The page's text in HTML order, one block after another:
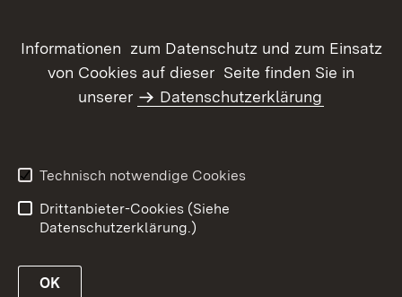
Datenschutz
Informationen zum Datenschutz und zum Einsatz
von Cookies auf dieser Seite finden Sie in
unserer
Datenschutzerklärung
Technisch notwendige Cookies
Drittanbieter-Cookies (Siehe
Datenschutzerklärung.)
OK